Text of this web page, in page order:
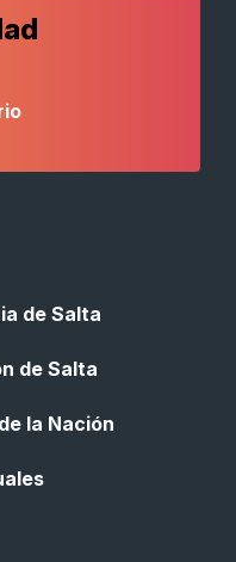
de Salta
de Salta
la Nación